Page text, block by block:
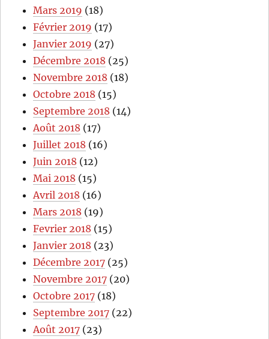
Mars 2019 (18)
Février 2019 (17)
Janvier 2019 (27)
Décembre 2018 (25)
Novembre 2018 (18)
Octobre 2018 (15)
Septembre 2018 (14)
Août 2018 (17)
Juillet 2018 (16)
Juin 2018 (12)
Mai 2018 (15)
Avril 2018 (16)
Mars 2018 (19)
Fevrier 2018 (15)
Janvier 2018 (23)
Décembre 2017 (25)
Novembre 2017 (20)
Octobre 2017 (18)
Septembre 2017 (22)
Août 2017 (23)